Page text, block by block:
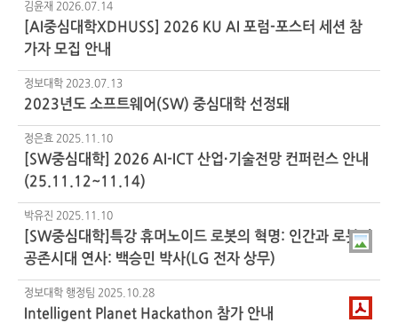
김윤재 2026.07.14
[AI중심대학XDHUSS] 2026 KU AI 포럼-포스터 세션 참
가자 모집 안내
정보대학 2023.07.13
2023년도 소프트웨어(SW) 중심대학 선정돼
정은효 2025.11.10
[SW중심대학] 2026 AI-ICT 산업·기술전망 컨퍼런스 안내
(25.11.12~11.14)
박유진 2025.11.10
[SW중심대학]특강 휴머노이드 로봇의 혁명: 인간과 로봇의
공존시대 연사: 백승민 박사(LG 전자 상무)
정보대학 행정팀 2025.10.28
Intelligent Planet Hackathon 참가 안내